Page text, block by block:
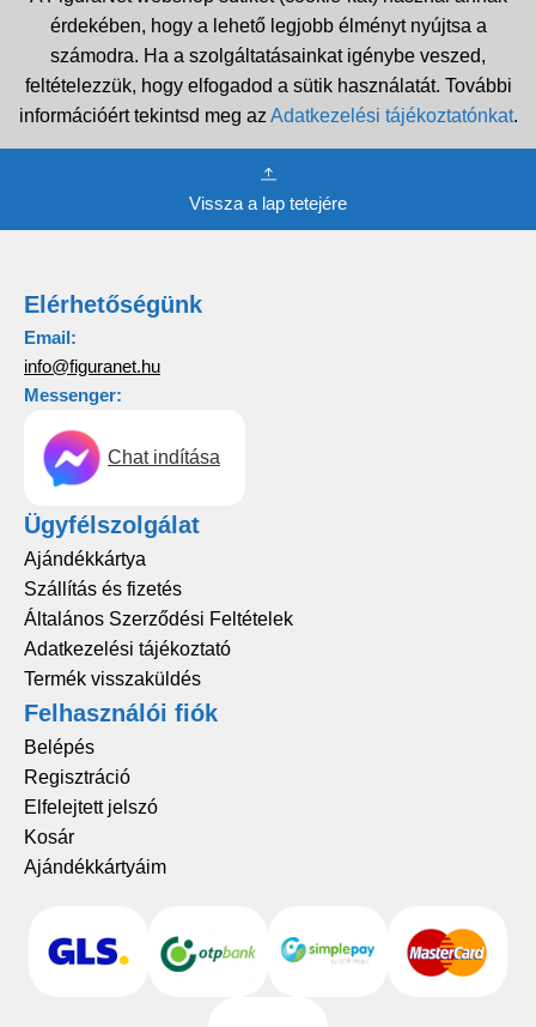
érdekében, hogy a lehető legjobb élményt nyújtsa a
számodra. Ha a szolgáltatásainkat igénybe veszed,
feltételezzük, hogy elfogadod a sütik használatát. További
információért tekintsd meg az Adatkezelési tájékoztatónkat.
Vissza a lap tetejére
Elérhetőségünk
Email:
info@figuranet.hu
Messenger:
Chat indítása
Ügyfélszolgálat
Ajándékkártya
Szállítás és fizetés
Általános Szerződési Feltételek
Adatkezelési tájékoztató
Termék visszaküldés
Felhasználói fiók
Belépés
Regisztráció
Elfelejtett jelszó
Kosár
Ajándékkártyáim